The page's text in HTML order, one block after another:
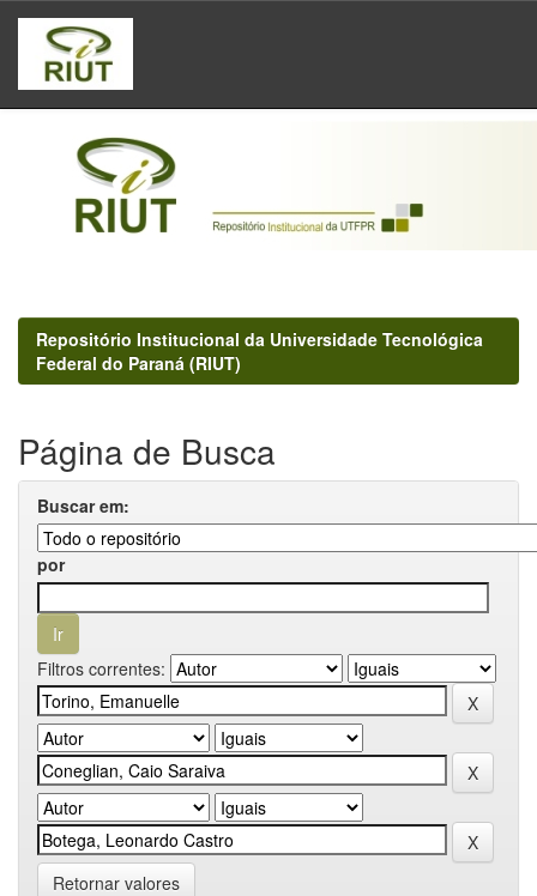
Skip
navigation
Repositório Institucional da Universidade Tecnológica
Federal do Paraná (RIUT)
Página de Busca
Buscar em:
por
Filtros correntes:
Retornar valores